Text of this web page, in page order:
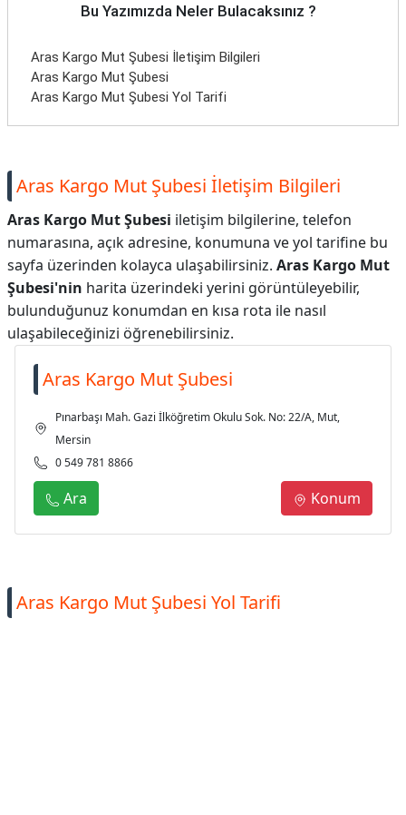
Bu Yazımızda Neler Bulacaksınız ?
Aras Kargo Mut Şubesi İletişim Bilgileri
Aras Kargo Mut Şubesi
Aras Kargo Mut Şubesi Yol Tarifi
Aras Kargo Mut Şubesi İletişim Bilgileri
Aras Kargo Mut Şubesi iletişim bilgilerine, telefon
numarasına, açık adresine, konumuna ve yol tarifine bu
sayfa üzerinden kolayca ulaşabilirsiniz. Aras Kargo Mut
Şubesi'nin harita üzerindeki yerini görüntüleyebilir,
bulunduğunuz konumdan en kısa rota ile nasıl
ulaşabileceğinizi öğrenebilirsiniz.
Aras Kargo Mut Şubesi
Pınarbaşı Mah. Gazi İlköğretim Okulu Sok. No: 22/A, Mut,
Mersin
0 549 781 8866
Ara Konum
Aras Kargo Mut Şubesi Yol Tarifi